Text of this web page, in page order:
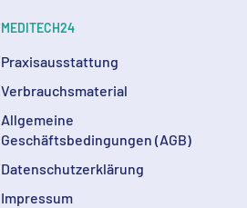
MEDITECH24
Praxisausstattung
Verbrauchsmaterial
Allgemeine
Geschäftsbedingungen (AGB)
Datenschutzerklärung
Impressum